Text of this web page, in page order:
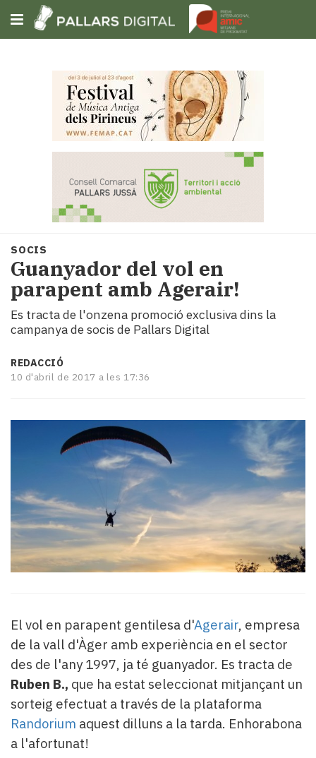
Subscriu-t'hi
Portada
Societat
Política
i
municipis
Economia
i
Cultura
Esports
TV
mitjans
temps
Reportatges
Entrevistes
Enquestes
A
escena!
teva!
Subscriptors
La
newsletter
del
Pallars
Contingut
patrocinat
Lo
SOCIS
Guanyador del vol en
parapent amb Agerair!
Es tracta de l'onzena promoció exclusiva dins la
campanya de socis de Pallars Digital
REDACCIÓ
10 d'abril de 2017 a les 17:36
El vol en parapent gentilesa d'Agerair, empresa
de la vall d'Àger amb experiència en el sector
des de l'any 1997, ja té guanyador. Es tracta de
Ruben B., que ha estat seleccionat mitjançant un
sorteig efectuat a través de la plataforma
Randorium aquest dilluns a la tarda. Enhorabona
a l'afortunat!